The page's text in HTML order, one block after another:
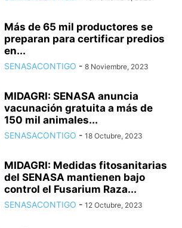
Más de 65 mil productores se
preparan para certificar predios
en...
SENASACONTIGO - 8 Noviembre, 2023
MIDAGRI: SENASA anuncia
vacunación gratuita a más de
150 mil animales...
SENASACONTIGO - 18 Octubre, 2023
MIDAGRI: Medidas fitosanitarias
del SENASA mantienen bajo
control el Fusarium Raza...
SENASACONTIGO - 12 Octubre, 2023